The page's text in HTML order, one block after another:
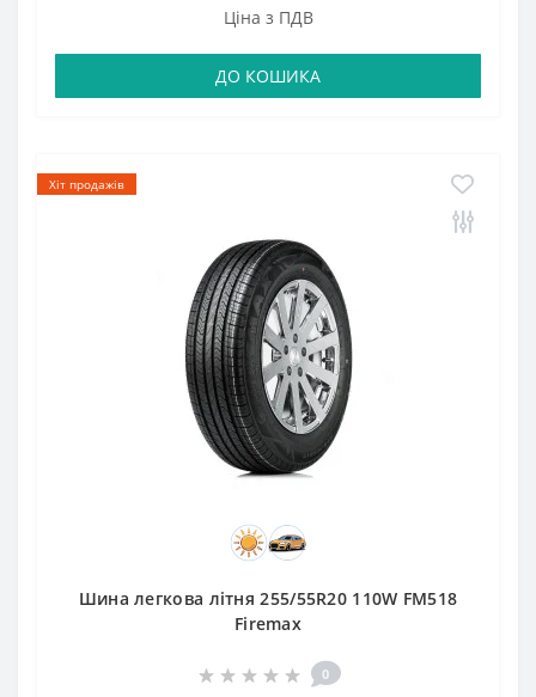
Ціна з ПДВ
ДО КОШИКА
Хіт продажів
Шина легкова літня 255/55R20 110W FM518
Firemax
0